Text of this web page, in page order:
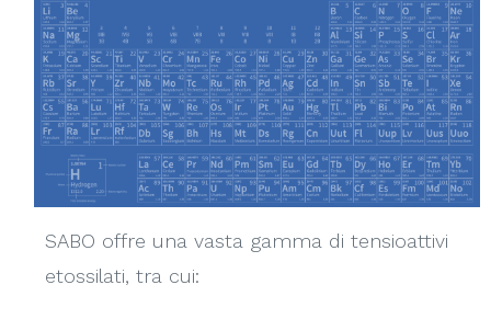
SABO offre una vasta gamma di tensioattivi
etossilati, tra cui: